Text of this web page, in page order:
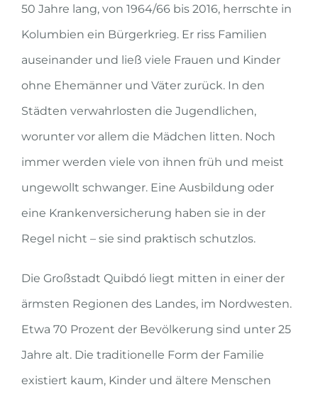
50 Jahre lang, von 1964/66 bis 2016, herrschte in
Kolumbien ein Bürgerkrieg. Er riss Familien
auseinander und ließ viele Frauen und Kinder
ohne Ehemänner und Väter zurück. In den
Städten verwahrlosten die Jugendlichen,
worunter vor allem die Mädchen litten. Noch
immer werden viele von ihnen früh und meist
ungewollt schwanger. Eine Ausbildung oder
eine Krankenversicherung haben sie in der
Regel nicht – sie sind praktisch schutzlos.
Die Großstadt Quibdó liegt mitten in einer der
ärmsten Regionen des Landes, im Nordwesten.
Etwa 70 Prozent der Bevölkerung sind unter 25
Jahre alt. Die traditionelle Form der Familie
existiert kaum, Kinder und ältere Menschen